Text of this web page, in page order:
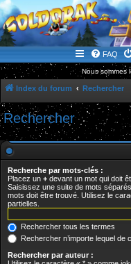
le site de la Lune Rouge
FAQ
Nous sommes
Index du forum Rechercher
Rechercher
Recherche par mots-clés :
Placez un + devant un mot qui doit
Saisissez une suite de mots
mots doit être trouvé. Utilisez le
partielles.
Rechercher tous les termes
Rechercher n’importe lequel de
Rechercher par auteur :